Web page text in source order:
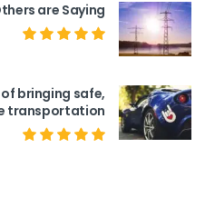
are Saying
bringing safe,
transportation